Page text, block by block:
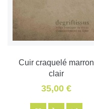
Cuir craquelé marron
clair
35,00 €